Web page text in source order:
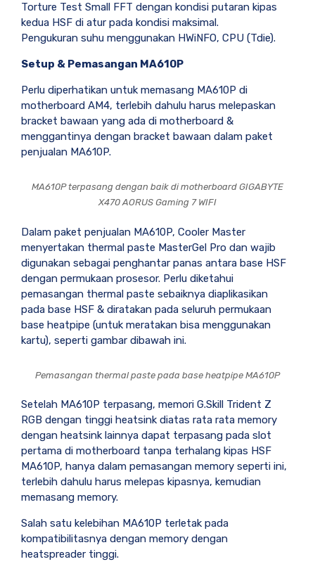
Torture Test Small FFT dengan kondisi putaran kipas
kedua HSF di atur pada kondisi maksimal.
Pengukuran suhu menggunakan HWiNFO, CPU (Tdie).
Setup & Pemasangan MA610P
Perlu diperhatikan untuk memasang MA610P di
motherboard AM4, terlebih dahulu harus melepaskan
bracket bawaan yang ada di motherboard &
menggantinya dengan bracket bawaan dalam paket
penjualan MA610P.
MA610P terpasang dengan baik di motherboard GIGABYTE
X470 AORUS Gaming 7 WIFI
Dalam paket penjualan MA610P, Cooler Master
menyertakan thermal paste MasterGel Pro dan wajib
digunakan sebagai penghantar panas antara base HSF
dengan permukaan prosesor. Perlu diketahui
pemasangan thermal paste sebaiknya diaplikasikan
pada base HSF & diratakan pada seluruh permukaan
base heatpipe (untuk meratakan bisa menggunakan
kartu), seperti gambar dibawah ini.
Pemasangan thermal paste pada base heatpipe MA610P
Setelah MA610P terpasang, memori G.Skill Trident Z
RGB dengan tinggi heatsink diatas rata rata memory
dengan heatsink lainnya dapat terpasang pada slot
pertama di motherboard tanpa terhalang kipas HSF
MA610P, hanya dalam pemasangan memory seperti ini,
terlebih dahulu harus melepas kipasnya, kemudian
memasang memory.
Salah satu kelebihan MA610P terletak pada
kompatibilitasnya dengan memory dengan
heatspreader tinggi.